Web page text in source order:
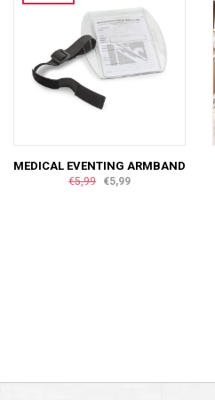
MEDICAL EVENTING ARMBAND
€5,99 €5,99